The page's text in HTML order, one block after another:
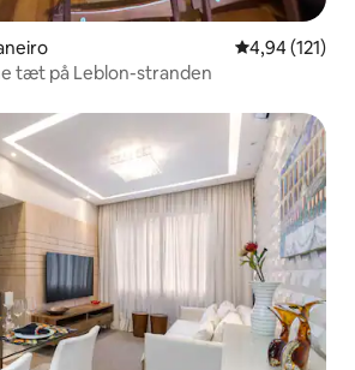
4,94 ud af 5 i
4,94 (121)
tæt på Leblon-stranden